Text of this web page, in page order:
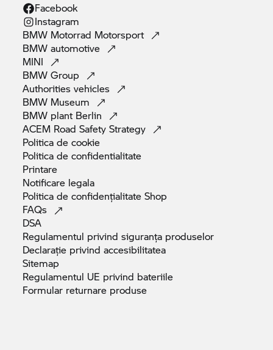
Facebook
Instagram
BMW Motorrad Motorsport
BMWautomotive
MINI
BMWGroup
Authoritiesvehicles
BMW Museum
BMW plant Berlin
ACEM Road SafetyStrategy
Politica decookie
Politica deconfidentialitate
Printare
Notificare legala
Politica de confidențialitateShop
FAQs
DSA
Regulamentul privind siguranța produselor
Declarație privindaccesibilitatea
Sitemap
Regulamentul UE privind bateriile
Formular returnare produse